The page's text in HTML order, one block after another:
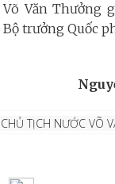
Văn Thưởng
trưởng Quốc
CHỦ TỊCH NƯỚC VÕ